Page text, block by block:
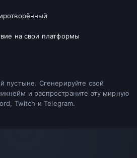
на свои платформы
пустыне. Сгенерируйте свой
и распространите эту мирную
Twitch и Telegram.